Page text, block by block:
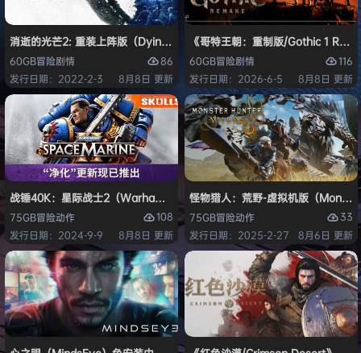
消逝的光芒2: 重装上阵版（Dying Light 2 Stay Human: Reloaded
60GB冒险剧情
86
发行日期：2022-2-3
8月8日 更新
《哥特王朝：重制版/Gothic 1
60GB冒险剧情
116
发行日期：2026-6-5
8月8日 更新
战锤40K：星际战士2（Warhammer 40,000: Space Marine 2）免安装
75GB冒险动作
108
发行日期：2024-9-9
8月8日 更新
怪物猎人：荒野-虚拟机版（
75GB冒险动作
33
发行日期：2025-2-27
8月6日 更新